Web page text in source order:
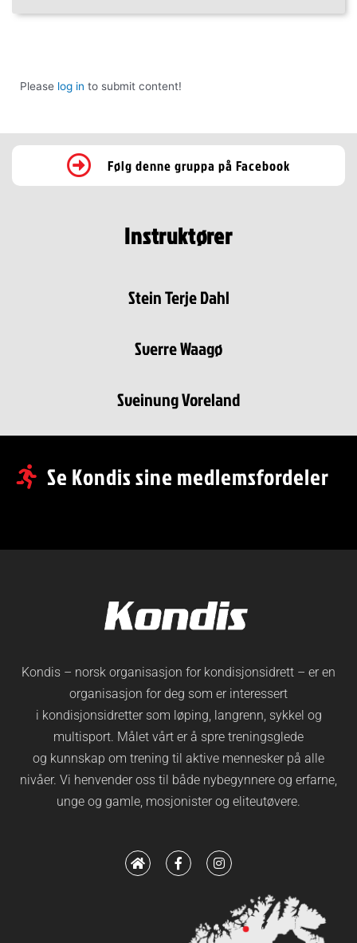
Please log in to submit content!
Følg denne gruppa på Facebook
Instruktører
Stein Terje Dahl
Sverre Waagø
Sveinung Voreland
Se Kondis sine medlemsfordeler
Kondis – norsk organisasjon for kondisjonsidrett – er en
organisasjon for deg som er interessert
i kondisjonsidretter som løping, langrenn, sykkel og
multisport. Målet vårt er å spre treningsglede
og kunnskap om trening til aktive mennesker på alle
nivåer. Vi henvender oss til både nybegynnere og erfarne,
unge og gamle, mosjonister og eliteutøvere.
H
o
F
a
I
n
g
r